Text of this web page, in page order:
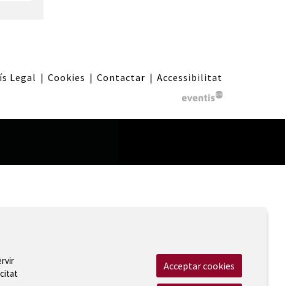
Legal | Cookies | Contactar | Accessibilitat
Acceptar cookies